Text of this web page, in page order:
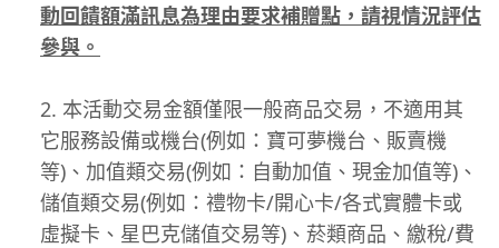
動回饋額滿訊息為理由要求補贈點，請視情況評估
參與。
本活動交易金額僅限一般商品交易，不適用其
它服務設備或機台(例如：寶可夢機台、販賣機
等)、加值類交易(例如：自動加值、現金加值等)、
儲值類交易(例如：禮物卡/開心卡/各式實體卡或
虛擬卡、星巴克儲值交易等)、菸類商品、繳稅/費